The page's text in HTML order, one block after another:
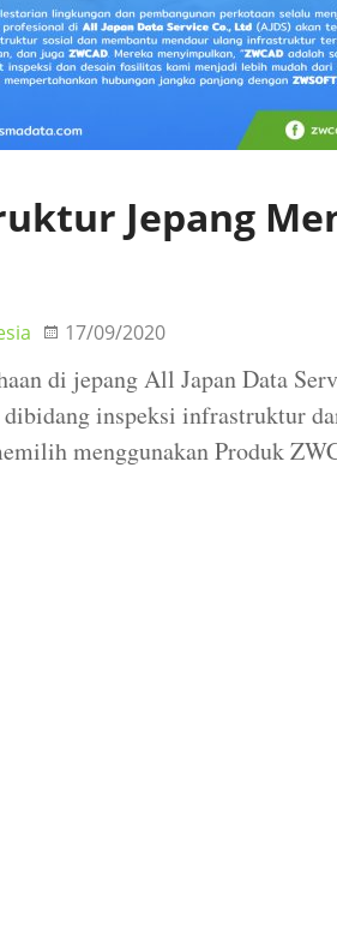
Jepang
17/09/2020
di jepang All Japan Data
inspeksi infrastruktur
menggunakan Produk